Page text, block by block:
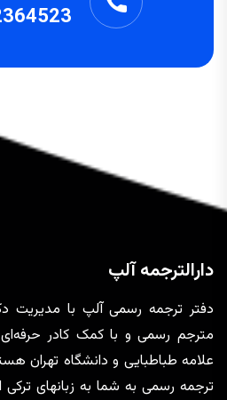
دارالترجمه آلپ
دفتر ترجمه رسمی آلپ با مدیریت
مترجم رسمی و با کمک کادر حرفه‌ای
علامه طباطبایی و دانشگاه تهران
ترجمه رسمی به شما به زبانهای ترکی